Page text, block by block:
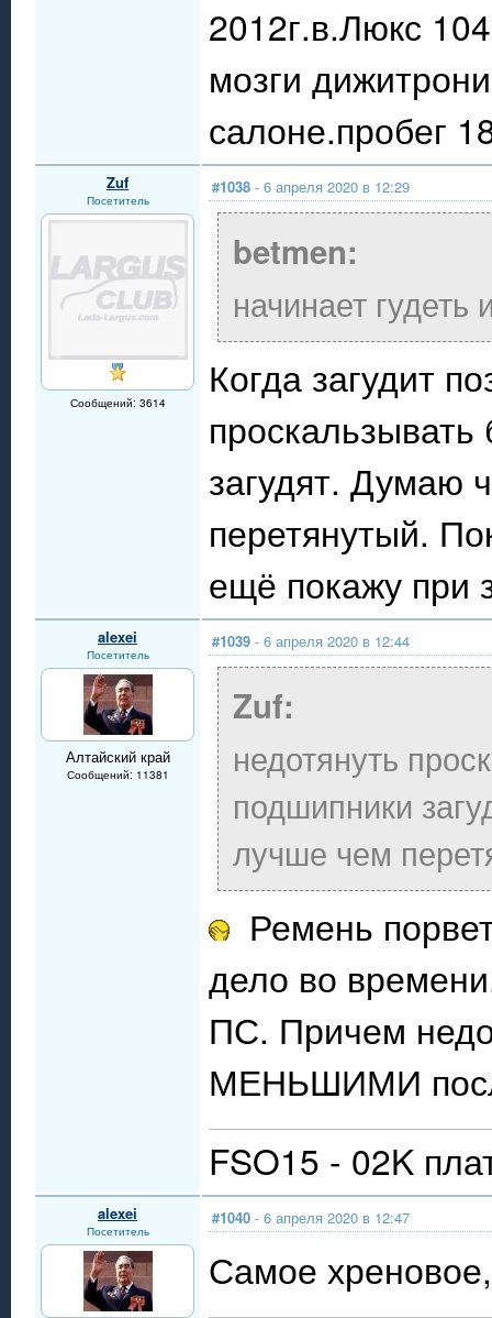
2012г.в.Люкс
мозги
салоне.пробег
Zuf
Посетитель
Сообщений: 3614
#1038 - 6 апреля 2020 в 12:29
betmen:
начинает
Когда загудит
загудят. Думаю
перетянутый.
ещё покажу при
alexei
Посетитель
Алтайский край
Сообщений: 11381
#1039 - 6 апреля 2020 в 12:44
Zuf:
недотянуть
подшипники
лучше чем
Ремень
дело во
ПС. Причем
МЕНЬШИМИ
FSO15 - 02K
alexei
Посетитель
#1040 - 6 апреля 2020 в 12:47
Самое